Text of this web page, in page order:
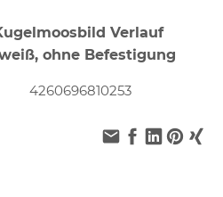
Verlauf
ohne Befestigung
4260696810253